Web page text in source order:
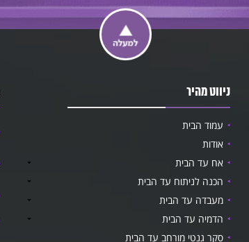
ניווט מהיר
עמוד הבית
אודות
אח עד הבית
הכנה לניתוח עד הבית
מעבדה עד הבית
הדמיה עד הבית
סקר גנטי מורחב עד הבית